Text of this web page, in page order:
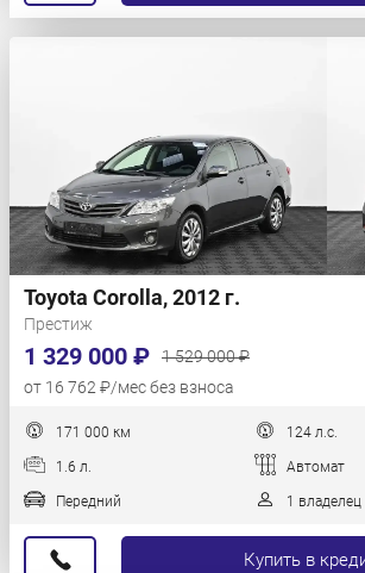
Toyota Corolla, 2012 г.
Престиж
1 329 000 ₽
1 529 000 ₽
от 16 762 ₽/мес без взноса
171 000 км 124 л.с.
1.6 л. Автомат
Передний 1 владелец
Купить в